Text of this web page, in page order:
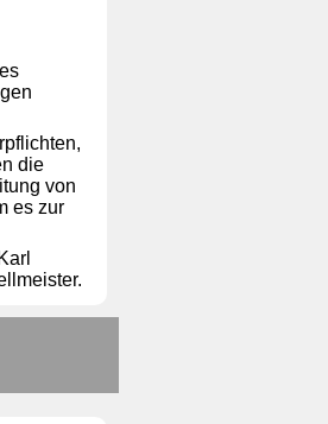
die
von
es zur